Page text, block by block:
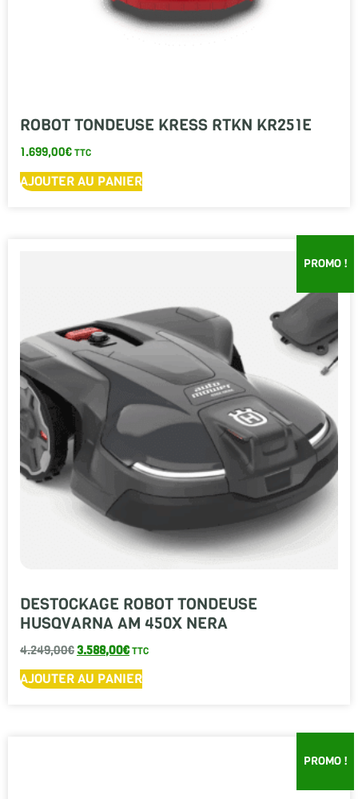
ROBOT TONDEUSE KRESS RTKN KR251E
1.699,00€TTC
AJOUTER AU PANIER
PROMO !
DESTOCKAGE ROBOT TONDEUSE
HUSQVARNA AM 450X NERA
4.249,00€ 3.588,00€TTC
AJOUTER AU PANIER
PROMO !